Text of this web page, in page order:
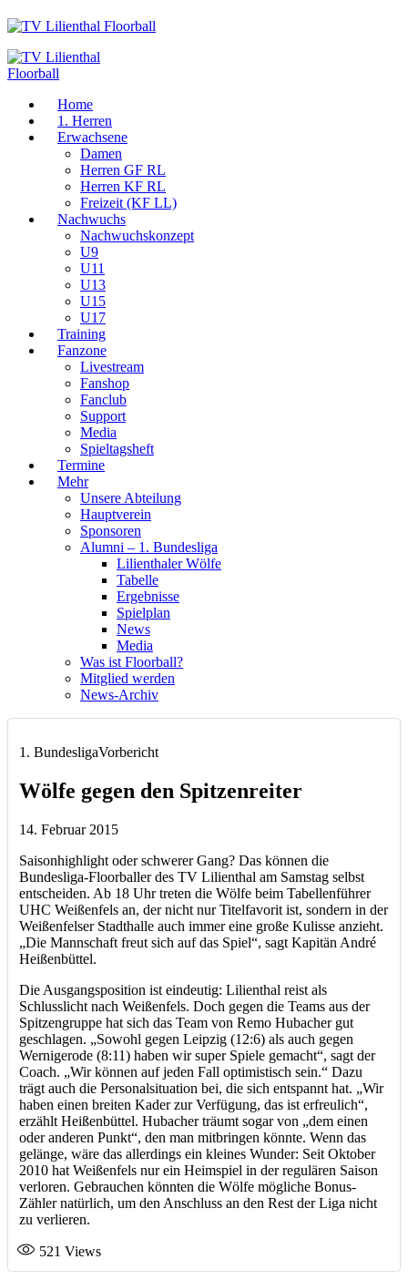
Home
1. Herren
Erwachsene
Damen
Herren GF RL
Herren KF RL
Freizeit (KF LL)
Nachwuchs
Nachwuchskonzept
U9
U11
U13
U15
U17
Training
Fanzone
Livestream
Fanshop
Fanclub
Support
Media
Spieltagsheft
Termine
Mehr
Unsere Abteilung
Hauptverein
Sponsoren
Alumni – 1. Bundesliga
Lilienthaler Wölfe
Tabelle
Ergebnisse
Spielplan
News
Media
Was ist Floorball?
Mitglied werden
News-Archiv
1. BundesligaVorbericht
Wölfe gegen den Spitzenreiter
14. Februar 2015
Saisonhighlight oder schwerer Gang? Das können die
Bundesliga-Floorballer des TV Lilienthal am Samstag selbst
entscheiden. Ab 18 Uhr treten die Wölfe beim Tabellenführer
UHC Weißenfels an, der nicht nur Titelfavorit ist, sondern in der
Weißenfelser Stadthalle auch immer eine große Kulisse anzieht.
„Die Mannschaft freut sich auf das Spiel“, sagt Kapitän André
Heißenbüttel.
Die Ausgangsposition ist eindeutig: Lilienthal reist als
Schlusslicht nach Weißenfels. Doch gegen die Teams aus der
Spitzengruppe hat sich das Team von Remo Hubacher gut
geschlagen. „Sowohl gegen Leipzig (12:6) als auch gegen
Wernigerode (8:11) haben wir super Spiele gemacht“, sagt der
Coach. „Wir können auf jeden Fall optimistisch sein.“ Dazu
trägt auch die Personalsituation bei, die sich entspannt hat. „Wir
haben einen breiten Kader zur Verfügung, das ist erfreulich“,
erzählt Heißenbüttel. Hubacher träumt sogar von „dem einen
oder anderen Punkt“, den man mitbringen könnte. Wenn das
gelänge, wäre das allerdings ein kleines Wunder: Seit Oktober
2010 hat Weißenfels nur ein Heimspiel in der regulären Saison
verloren. Gebrauchen könnten die Wölfe mögliche Bonus-
Zähler natürlich, um den Anschluss an den Rest der Liga nicht
zu verlieren.
521 Views